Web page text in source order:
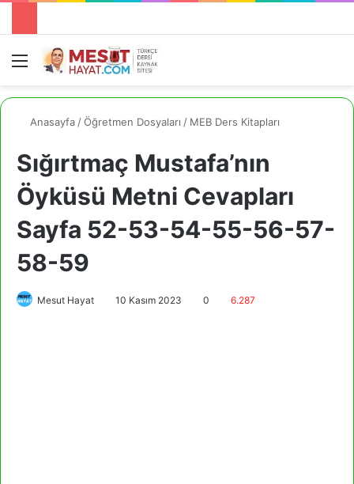
Menü
Anasayfa /Öğretmen Dosyaları / MEB Ders Kitapları
Sığırtmaç Mustafa’nın
Öyküsü Metni Cevapları
Sayfa 52-53-54-55-56-57-
58-59
Mesut Hayat 10 Kasım 2023 0 6.287